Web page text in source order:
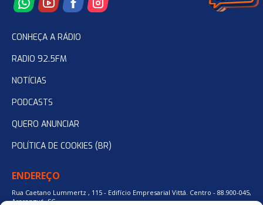
CONHEÇA A RÁDIO
RADIO 92.5FM
NOTÍCIAS
PODCASTS
QUERO ANUNCIAR
POLÍTICA DE COOKIES (BR)
ENDEREÇO
Rua Caetano Lummertz , 115 - Edifício Empresarial Vittá. Centro - 88.900-045,
Araranguá, SC.